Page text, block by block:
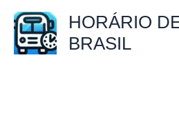
para
HORÁRIO
BRASIL